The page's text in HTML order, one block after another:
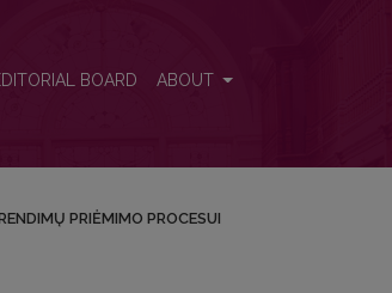
BOARD ABOUT
PRIĖMIMO PROCESUI